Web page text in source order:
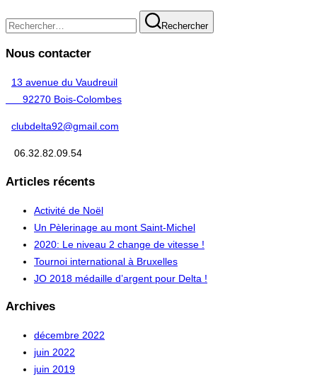
Recherche
pour :
Rechercher
Nous contacter
13 avenue du Vaudreuil
92270 Bois-Colombes
clubdelta92@gmail.com
06.32.82.09.54
Articles récents
Activité de Noël
Un Pèlerinage au mont Saint-Michel
2020: Le niveau 2 change de vitesse !
Tournoi international à Bruxelles
JO 2018 médaille d’argent pour Delta !
Archives
décembre 2022
juin 2022
juin 2019